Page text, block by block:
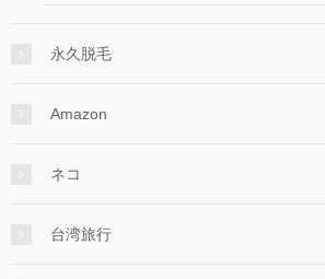
永久脱毛
Amazon
ネコ
台湾旅行